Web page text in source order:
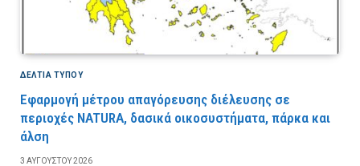
ΔΕΛΤΙΑ ΤΥΠΟΥ
Εφαρμογή μέτρου απαγόρευσης διέλευσης σε
περιοχές NATURA, δασικά οικοσυστήματα, πάρκα και
άλση
3 ΑΥΓΟΎΣΤΟΥ 2026